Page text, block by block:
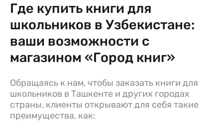
Где купить книги для
школьников в Узбекистане:
ваши возможности с
магазином «Город книг»
Обращаясь к нам, чтобы заказать книги для
школьников в Ташкенте и других городах
страны, клиенты открывают для себя такие
преимущества, как: